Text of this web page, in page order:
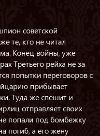
советской
те, кто не читал
Конец войны, уже
Третьего рейха не за
попытки переговоров с
прибывает
Туда же спешит и
отправляет своих
попали под бомбежку
погиб, а его жену